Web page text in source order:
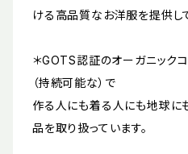
ける高品質なお洋服を提供し
＊GOTS認証のオーガニック
（持続可能な）で
作る人にも着る人にも地球に
品を取り扱っています。